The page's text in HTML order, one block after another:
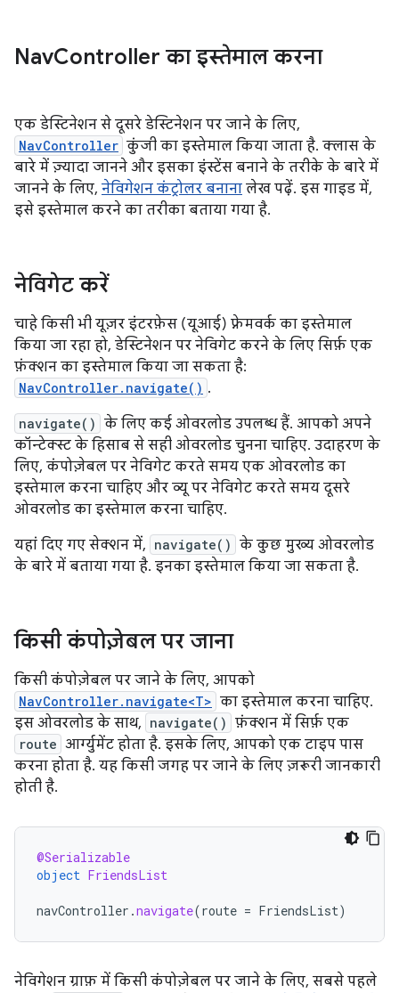
NavController का इस्तेमाल करना
एक डेस्टिनेशन से दूसरे डेस्टिनेशन पर जाने के लिए,
NavController कुंजी का इस्तेमाल किया जाता है. क्लास के
बारे में ज़्यादा जानने और इसका इंस्टेंस बनाने के तरीके के बारे में
जानने के लिए, नेविगेशन कंट्रोलर बनाना लेख पढ़ें. इस गाइड में,
इसे इस्तेमाल करने का तरीका बताया गया है.
नेविगेट करें
चाहे किसी भी यूज़र इंटरफ़ेस (यूआई) फ़्रेमवर्क का इस्तेमाल
किया जा रहा हो, डेस्टिनेशन पर नेविगेट करने के लिए सिर्फ़ एक
फ़ंक्शन का इस्तेमाल किया जा सकता है:
NavController.navigate() .
navigate() के लिए कई ओवरलोड उपलब्ध हैं. आपको अपने
कॉन्टेक्स्ट के हिसाब से सही ओवरलोड चुनना चाहिए. उदाहरण के
लिए, कंपोज़ेबल पर नेविगेट करते समय एक ओवरलोड का
इस्तेमाल करना चाहिए और व्यू पर नेविगेट करते समय दूसरे
ओवरलोड का इस्तेमाल करना चाहिए.
यहां दिए गए सेक्शन में, navigate() के कुछ मुख्य ओवरलोड
के बारे में बताया गया है. इनका इस्तेमाल किया जा सकता है.
किसी कंपोज़ेबल पर जाना
किसी कंपोज़ेबल पर जाने के लिए, आपको
NavController.navigate<T> का इस्तेमाल करना चाहिए.
इस ओवरलोड के साथ, navigate() फ़ंक्शन में सिर्फ़ एक
route आर्ग्युमेंट होता है. इसके लिए, आपको एक टाइप पास
करना होता है. यह किसी जगह पर जाने के लिए ज़रूरी जानकारी
होती है.
@Serializable
object FriendsList
navController .navigate(route = FriendsList)
नेविगेशन ग्राफ़ में किसी कंपोज़ेबल पर जाने के लिए, सबसे पहले